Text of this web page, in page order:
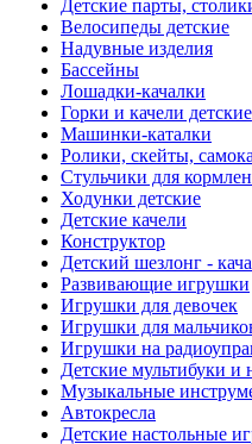
Детские парты,
Велосипеды детские
Надувные изделия
Бассейны
Лошадки-качалки
Горки и качели детские
Машинки-каталки
Ролики, скейты,
Стульчики для
Ходунки детские
Детские качели
Конструктор
Детский шезлонг -
Развивающие игрушки
Игрушки для девочек
Игрушки для
Игрушки на
Детские мультибуки и
Музыкальные
Автокресла
Детские настольные